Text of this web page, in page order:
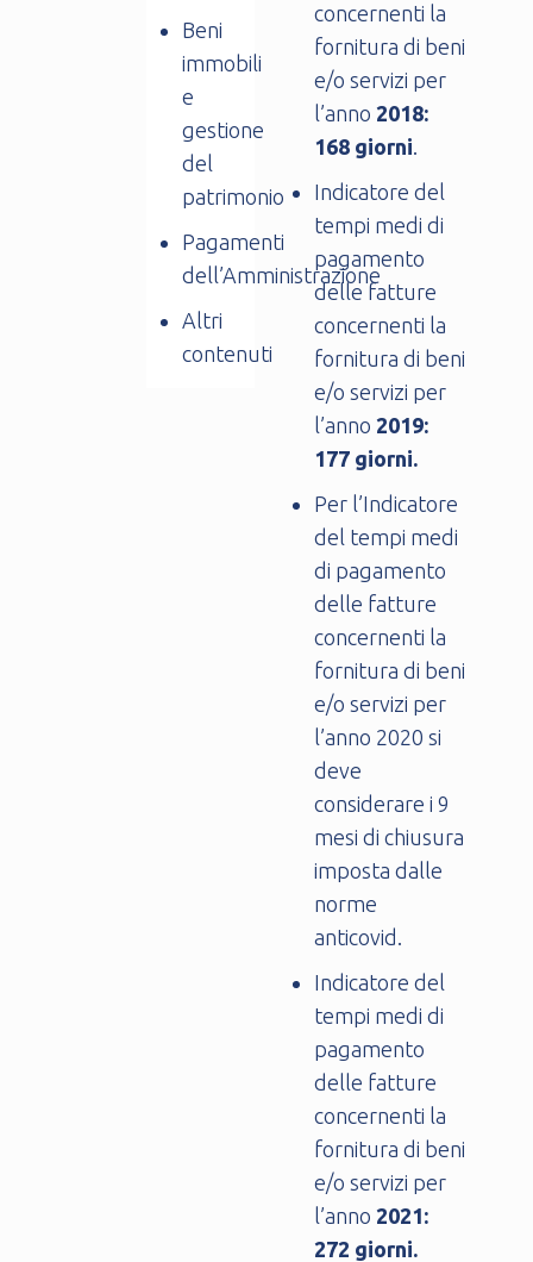
Beni
immobili
e
gestione
del
patrimonio
Pagamenti
dell’Amministrazione
Altri
contenuti
concernenti la
fornitura di beni
e/o servizi per
l’anno 2018:
168 giorni.
Indicatore del
tempi medi di
pagamento
delle fatture
concernenti la
fornitura di beni
e/o servizi per
l’anno 2019:
177 giorni.
Per l’Indicatore
del tempi medi
di pagamento
delle fatture
concernenti la
fornitura di beni
e/o servizi per
l’anno 2020 si
deve
considerare i 9
mesi di chiusura
imposta dalle
norme
anticovid.
Indicatore del
tempi medi di
pagamento
delle fatture
concernenti la
fornitura di beni
e/o servizi per
l’anno 2021:
272 giorni.